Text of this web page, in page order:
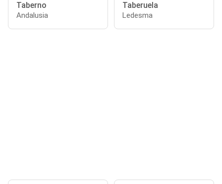
Taberno
Andalusia
Taberuela
Ledesma